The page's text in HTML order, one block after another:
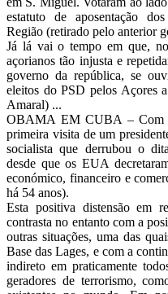
estatuto de aposentação
Região (retirado pelo anterior
Já lá vai o tempo em que, no
açorianos tão injusta e
governo da república, se
eleitos do PSD pelos Açores
Amaral) ...
OBAMA EM CUBA – Com
primeira visita de um
socialista que derrubou o
desde que os EUA
económico, financeiro e
há 54 anos).
Esta positiva distensão em
contrasta no entanto com a
outras situações, uma das
Base das Lages, e com a
indireto em praticamente
geradores de terrorismo,